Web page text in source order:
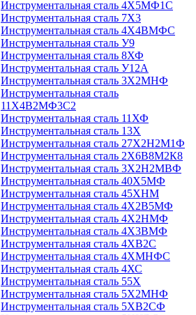
Инструментальная сталь 4Х5МФ1С
Инструментальная сталь 7Х3
Инструментальная сталь 4Х4ВМФС
Инструментальная сталь У9
Инструментальная сталь 8ХФ
Инструментальная сталь У12А
Инструментальная сталь 3Х2МНФ
Инструментальная сталь
11Х4В2МФ3С2
Инструментальная сталь 11ХФ
Инструментальная сталь 13Х
Инструментальная сталь 27Х2Н2М1Ф
Инструментальная сталь 2Х6В8М2К8
Инструментальная сталь 3Х2Н2МВФ
Инструментальная сталь 40Х5МФ
Инструментальная сталь 45ХНМ
Инструментальная сталь 4Х2В5МФ
Инструментальная сталь 4Х2НМФ
Инструментальная сталь 4Х3ВМФ
Инструментальная сталь 4ХВ2С
Инструментальная сталь 4ХМНФС
Инструментальная сталь 4ХС
Инструментальная сталь 55Х
Инструментальная сталь 5Х2МНФ
Инструментальная сталь 5ХВ2СФ